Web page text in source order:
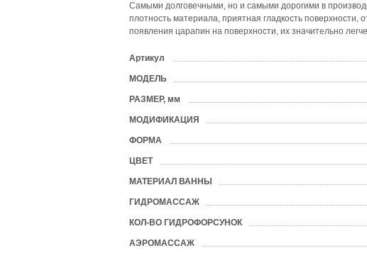
Самыми долговечными, но и самыми дорогими в
плотность материала, приятная гладкость поверхности,
появления царапин на поверхности, их значительно
Артикул
МОДЕЛЬ
РАЗМЕР, мм
МОДИФИКАЦИЯ
ФОРМА
ЦВЕТ
МАТЕРИАЛ ВАННЫ
ГИДРОМАССАЖ
КОЛ-ВО ГИДРОФОРСУНОК
АЭРОМАССАЖ